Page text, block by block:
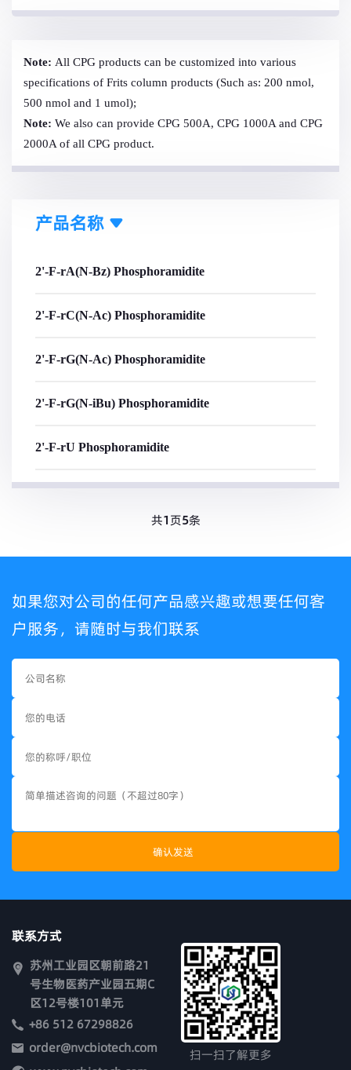
Note: All CPG products can be customized into various
specifications of Frits column products (Such as: 200 nmol,
500 nmol and 1 umol);
Note: We also can provide CPG 500A, CPG 1000A and CPG
2000A of all CPG product.
产品名称
2'-F-rA(N-Bz) Phosphoramidite
2'-F-rC(N-Ac) Phosphoramidite
2'-F-rG(N-Ac) Phosphoramidite
2'-F-rG(N-iBu) Phosphoramidite
2'-F-rU Phosphoramidite
共1页5条
如果您对公司的任何产品感兴趣或想要任何客
户服务，请随时与我们联系
联系方式
苏州工业园区朝前路21
号生物医药产业园五期C
区12号楼101单元
+86 512 67298826
order@nvcbiotech.com
扫一扫了解更多